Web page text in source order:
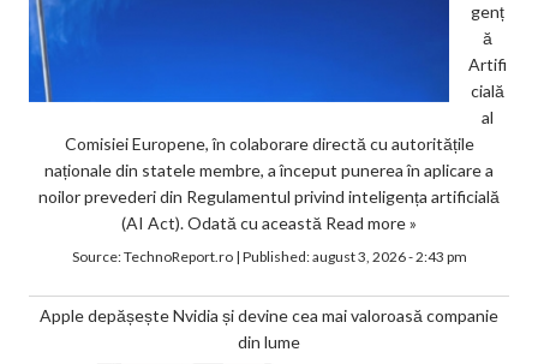
genț
ă
Artifi
cială
al
Comisiei Europene, în colaborare directă cu autoritățile
naționale din statele membre, a început punerea în aplicare a
noilor prevederi din Regulamentul privind inteligența artificială
(AI Act). Odată cu această Read more »
Source:TechnoReport.ro| Published:august 3, 2026 - 2:43 pm
Apple depășește Nvidia și devine cea mai valoroasă companie
din lume